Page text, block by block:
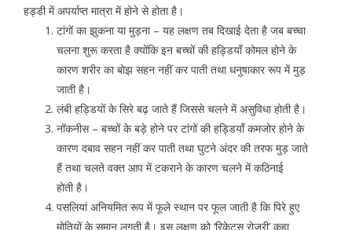
हड्डी में अपर्याप्त मात्रा में होने से होता है।
टांगों का झुकना या मुड़ना – यह लक्षण तब दिखाई देता है जब बच्चा
चलना शुरू करता है क्योंकि इन बच्चों की हड्डियाँ कोमल होने के
कारण शरीर का बोझ सहन नहीं कर पाती तथा धनुषाकार रूप में मुड़
जाती है।
लंबी हड्डियों के सिरे बढ़ जाते हैं जिससे चलने में असुविधा होती है।
नॉकनीस – बच्चों के बड़े होने पर टांगों की हड्डियाँ कमजोर होने के
कारण दबाव सहन नहीं कर पाती तथा घुटने अंदर की तरफ मुड़ जाते
हैं तथा चलते वक्त आप में टकराने के कारण चलने में कठिनाई
होती है।
पसलियां अनियमित रूप में फूले स्थान पर फूल जाती है कि पिरे हुए
मोतियों के समान लगती है। इस लक्षण को ‘रिकेट्स रोजरी’ कहा